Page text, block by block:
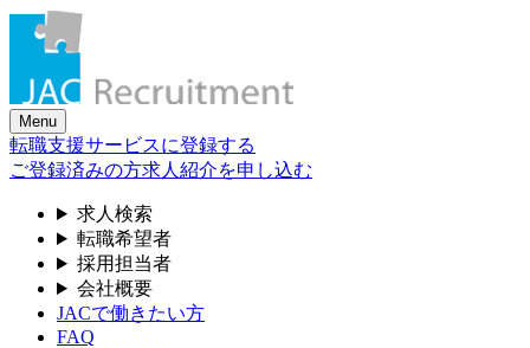
Skip
content
Menu
転職支援サービスに登録する
ご登録済みの方求人紹介を申し込む
求人検索
転職希望者
採用担当者
会社概要
JACで働きたい方
FAQ